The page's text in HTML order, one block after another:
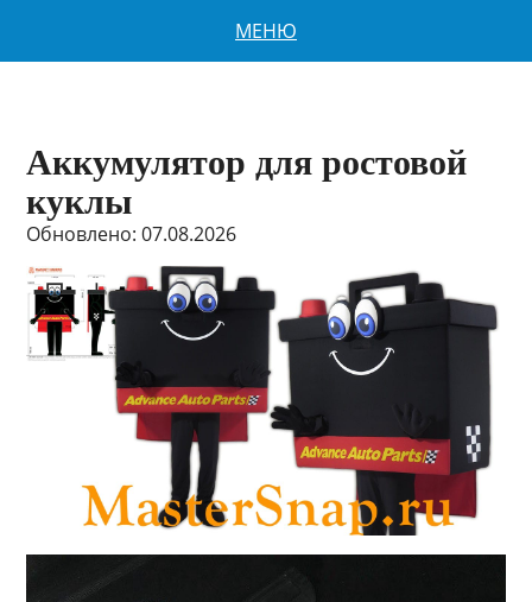
МЕНЮ
Аккумулятор для ростовой
куклы
Обновлено: 07.08.2026